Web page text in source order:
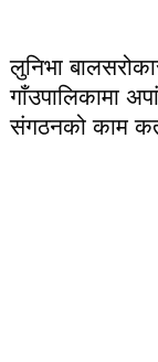
लुनिभा
गाँउपालिकामा
संगठनको काम